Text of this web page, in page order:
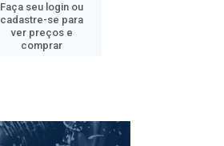
Faça seu login ou
cadastre-se para
ver preços e
comprar